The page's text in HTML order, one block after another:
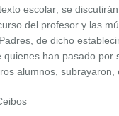
escolar; se
del profesor y las
de dicho
han pasado
alumnos,